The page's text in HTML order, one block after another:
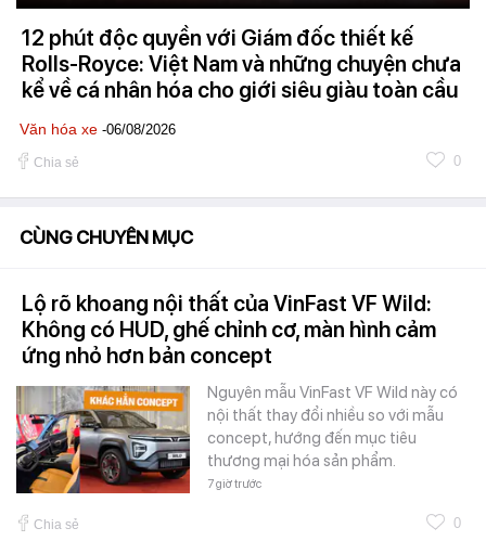
12 phút độc quyền với Giám đốc thiết kế
Rolls-Royce: Việt Nam và những chuyện chưa
kể về cá nhân hóa cho giới siêu giàu toàn cầu
Văn hóa xe -06/08/2026
Chia sẻ 0
CÙNG CHUYÊN MỤC
Lộ rõ khoang nội thất của VinFast VF Wild:
Không có HUD, ghế chỉnh cơ, màn hình cảm
ứng nhỏ hơn bản concept
Nguyên mẫu VinFast VF Wild này có
nội thất thay đổi nhiều so với mẫu
concept, hướng đến mục tiêu
thương mại hóa sản phẩm.
7 giờ trước
Chia sẻ 0